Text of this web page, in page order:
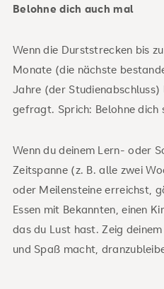
Belohne dich auch mal
Wenn die Durststrecken bis
Monate (die nächste
Jahre (der
gefragt. Sprich: Belohne dich
Wenn du deinem Lern- oder
Zeitspanne (z. B. alle zwei
oder Meilensteine erreichst,
Essen mit Bekannten, einen
das du Lust hast. Zeig
und Spaß macht,